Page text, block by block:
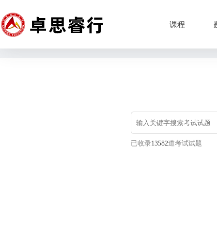
课程
已收录13582道考试试题